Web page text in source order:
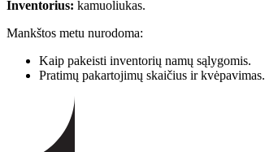
Inventorius: kamuoliukas.
Mankštos metu nurodoma:
Kaip pakeisti inventorių namų sąlygomis.
Pratimų pakartojimų skaičius ir kvėpavimas.